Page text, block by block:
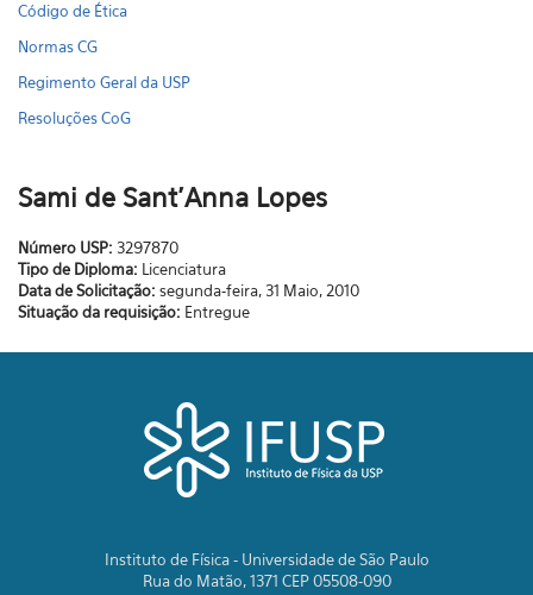
Código de Ética
Normas CG
Regimento Geral da USP
Resoluções CoG
Sami de Sant'Anna Lopes
Número USP: 3297870
Tipo de Diploma: Licenciatura
Data de Solicitação: segunda-feira, 31 Maio, 2010
Situação da requisição: Entregue
Instituto de Física - Universidade de São Paulo
Rua do Matão, 1371 CEP 05508-090